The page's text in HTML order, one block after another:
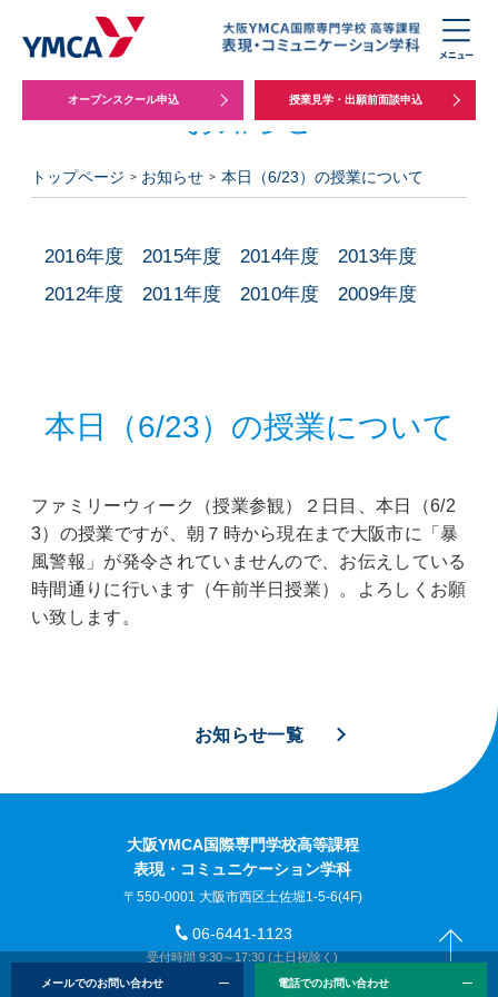
オープンスクール申込 授業見学・出願前面談申込
メールでのお問い合わせ 電話でのお問い合わせ
お知らせ
トップページ お知らせ 本日（6/23）の授業について
2016年度 2015年度 2014年度
2013年度
2012年度
2011年度 2010年度 2009年度
本日（6/23）の授業について
ファミリーウィーク（授業参観）２日目、本日（6/2
3）の授業ですが、朝７時から現在まで大阪市に「暴
風警報」が発令されていませんので、お伝えしている
時間通りに行います（午前半日授業）。よろしくお願
い致します。
お知らせ一覧
大阪YMCA国際専門学校高等課程
表現・コミュニケーション学科
〒550-0001 大阪市西区土佐堀1-5-6(4F)
06-6441-1123
受付時間 9:30～17:30 (土日祝除く)